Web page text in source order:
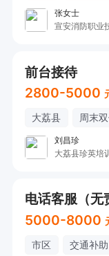
张女士
宣安消防职业
前台接待
2800-5000
大荔县 周末
刘昌珍
大荔县珍英培
电话客服（
5000-8000
市区 交通补助